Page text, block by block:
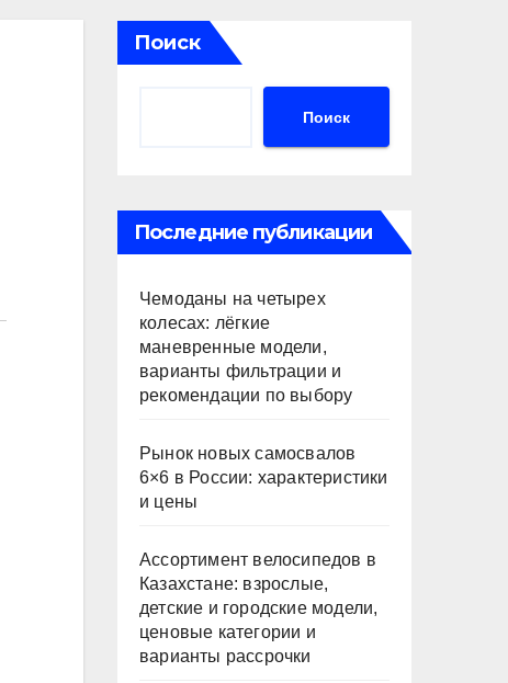
Поиск
Поиск
Последние публикации
Чемоданы на четырех
колесах: лёгкие
маневренные модели,
варианты фильтрации и
рекомендации по выбору
Рынок новых самосвалов
6×6 в России: характеристики
и цены
Ассортимент велосипедов в
Казахстане: взрослые,
детские и городские модели,
ценовые категории и
варианты рассрочки